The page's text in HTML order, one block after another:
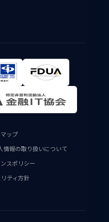
ップ
情報の取り扱いについて
スポリシー
ティ方針